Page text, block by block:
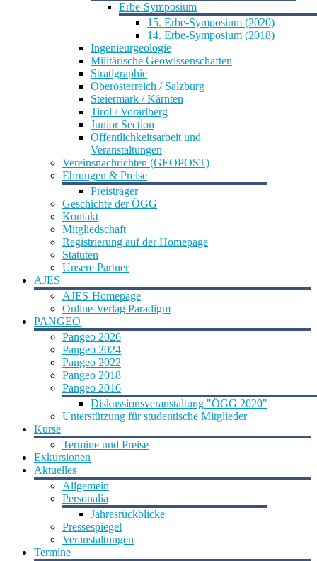
Erbe-Symposium
15. Erbe-Symposium (2020)
14. Erbe-Symposium (2018)
Ingenieurgeologie
Militärische Geowissenschaften
Stratigraphie
Oberösterreich / Salzburg
Steiermark / Kärnten
Tirol / Vorarlberg
Junior Section
Öffentlichkeitsarbeit und
Veranstaltungen
Vereinsnachrichten (GEOPOST)
Ehrungen & Preise
Preisträger
Geschichte der ÖGG
Kontakt
Mitgliedschaft
Registrierung auf der Homepage
Statuten
Unsere Partner
AJES
AJES-Homepage
Online-Verlag Paradigm
PANGEO
Pangeo 2026
Pangeo 2024
Pangeo 2022
Pangeo 2018
Pangeo 2016
Diskussionsveranstaltung "ÖGG 2020"
Unterstützung für studentische Mitglieder
Kurse
Termine und Preise
Exkursionen
Aktuelles
Allgemein
Personalia
Jahresrückblicke
Pressespiegel
Veranstaltungen
Termine